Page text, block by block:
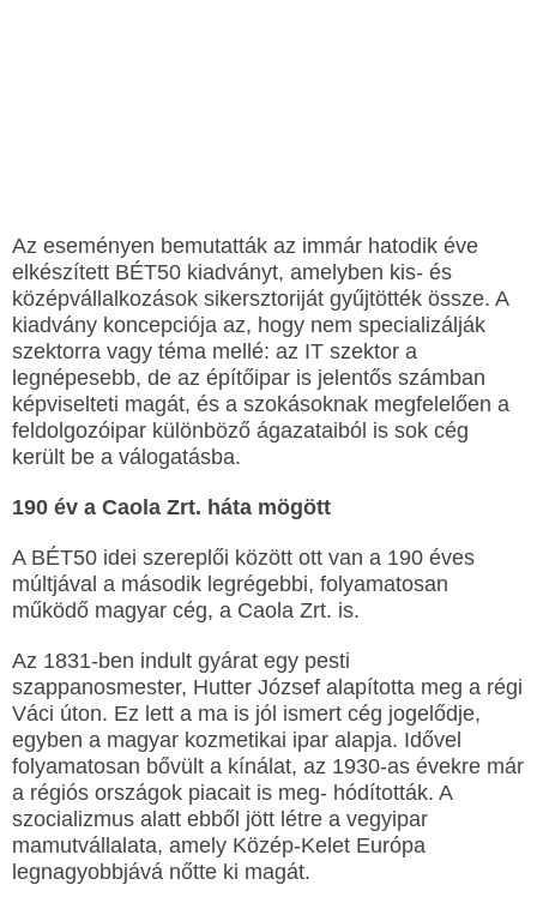
Az eseményen bemutatták az immár hatodik éve
elkészített BÉT50 kiadványt, amelyben kis- és
középvállalkozások sikersztoriját gyűjtötték össze. A
kiadvány koncepciója az, hogy nem specializálják
szektorra vagy téma mellé: az IT szektor a
legnépesebb, de az építőipar is jelentős számban
képviselteti magát, és a szokásoknak megfelelően a
feldolgozóipar különböző ágazataiból is sok cég
került be a válogatásba.
190 év a Caola Zrt. háta mögött
A BÉT50 idei szereplői között ott van a 190 éves
múltjával a második legrégebbi, folyamatosan
működő magyar cég, a Caola Zrt. is.
Az 1831-ben indult gyárat egy pesti
szappanosmester, Hutter József alapította meg a régi
Váci úton. Ez lett a ma is jól ismert cég jogelődje,
egyben a magyar kozmetikai ipar alapja. Idővel
folyamatosan bővült a kínálat, az 1930-as évekre már
a régiós országok piacait is meg- hódították. A
szocializmus alatt ebből jött létre a vegyipar
mamutvállalata, amely Közép-Kelet Európa
legnagyobbjává nőtte ki magát.